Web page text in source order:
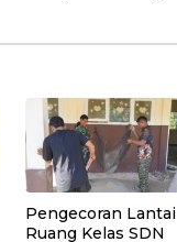
Pengecoran Lantai
Ruang Kelas SDN